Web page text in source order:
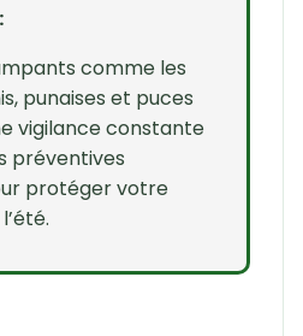
comme les
punaises et puces
vigilance constante
préventives
protéger votre